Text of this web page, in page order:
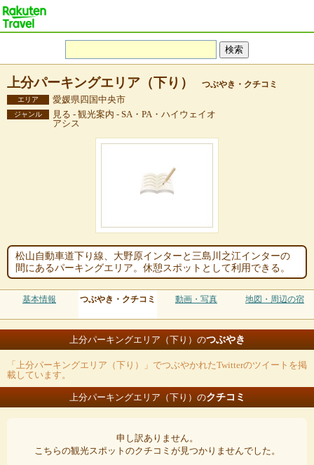
上分パーキングエリア（下り） つぶやき・クチコミ
エリア 愛媛県四国中央市
ジャンル
見る - 観光案内 - SA・PA・ハイウェイオ
アシス
松山自動車道下り線、大野原インターと三島川之江インターの
間にあるパーキングエリア。休憩スポットとして利用できる。
基本情報 つぶやき・クチコミ 動画・写真 地図・周辺の宿
上分パーキングエリア（下り）のつぶやき
「上分パーキングエリア（下り）」でつぶやかれたTwitterのツイートを掲
載しています。
上分パーキングエリア（下り）のクチコミ
申し訳ありません。
こちらの観光スポットのクチコミが見つかりませんでした。